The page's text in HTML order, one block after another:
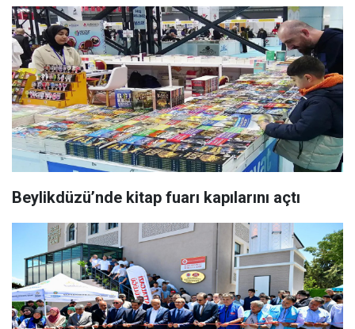
Beylikdüzü’nde kitap fuarı kapılarını açtı